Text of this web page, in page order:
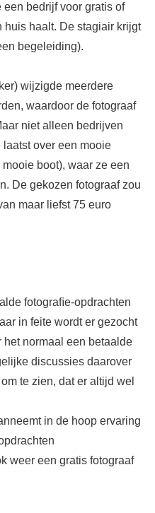
bedrijf voor gratis of
haalt. De stagiair krijgt
begeleiding).
wijzigde meerdere
waardoor de fotograaf
niet alleen bedrijven
laatst over een mooie
boot), waar ze een
De gekozen fotograaf zou
maar liefst 75 euro
fotograﬁe-opdrachten
in feite wordt er gezocht
het normaal een betaalde
discussies daarover
te zien, dat er altijd wel
in de hoop ervaring
weer een gratis fotograaf